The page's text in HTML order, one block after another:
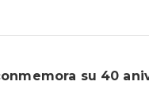
su 40